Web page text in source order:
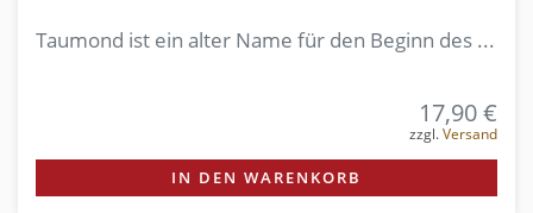
Taumond ist ein alter Name für den Beginn des ...
17,90 €
zzgl.Versand
IN DEN WARENKORB